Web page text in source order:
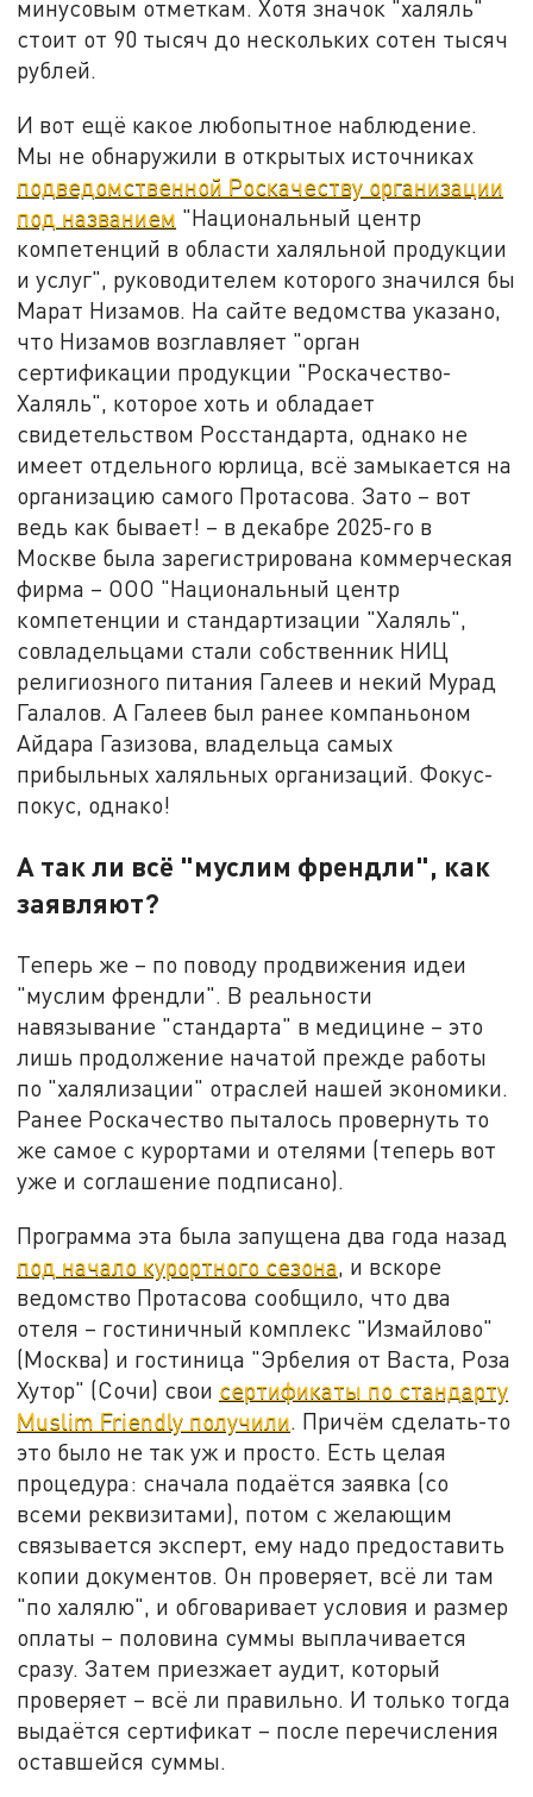
минусовым отметкам. Хотя значок "халяль"
стоит от 90 тысяч до нескольких сотен тысяч
рублей.
И вот ещё какое любопытное наблюдение.
Мы не обнаружили в открытых источниках
подведомственной Роскачеству организации
под названием "Национальный центр
компетенций в области халяльной продукции
и услуг", руководителем которого значился бы
Марат Низамов. На сайте ведомства указано,
что Низамов возглавляет "орган
сертификации продукции "Роскачество-
Халяль", которое хоть и обладает
свидетельством Росстандарта, однако не
имеет отдельного юрлица, всё замыкается на
организацию самого Протасова. Зато – вот
ведь как бывает! – в декабре 2025-го в
Москве была зарегистрирована коммерческая
фирма – ООО "Национальный центр
компетенции и стандартизации "Халяль",
совладельцами стали собственник НИЦ
религиозного питания Галеев и некий Мурад
Галалов. А Галеев был ранее компаньоном
Айдара Газизова, владельца самых
прибыльных халяльных организаций. Фокус-
покус, однако!
А так ли всё "муслим френдли", как
заявляют?
Теперь же – по поводу продвижения идеи
"муслим френдли". В реальности
навязывание "стандарта" в медицине – это
лишь продолжение начатой прежде работы
по "халялизации" отраслей нашей экономики.
Ранее Роскачество пыталось провернуть то
же самое с курортами и отелями (теперь вот
уже и соглашение подписано).
Программа эта была запущена два года назад
под начало курортного сезона , и вскоре
ведомство Протасова сообщило, что два
отеля – гостиничный комплекс "Измайлово"
(Москва) и гостиница "Эрбелия от Васта, Роза
Хутор" (Сочи) свои сертификаты по стандарту
Muslim Friendly получили . Причём сделать-то
это было не так уж и просто. Есть целая
процедура: сначала подаётся заявка (со
всеми реквизитами), потом с желающим
связывается эксперт, ему надо предоставить
копии документов. Он проверяет, всё ли там
"по халялю", и обговаривает условия и размер
оплаты – половина суммы выплачивается
сразу. Затем приезжает аудит, который
проверяет – всё ли правильно. И только тогда
выдаётся сертификат – после перечисления
оставшейся суммы.